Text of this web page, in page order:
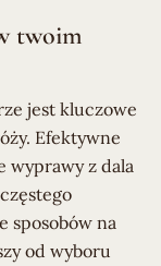
twoim
jest kluczowe
Efektywne
wyprawy z dala
sposobów na
od wyboru